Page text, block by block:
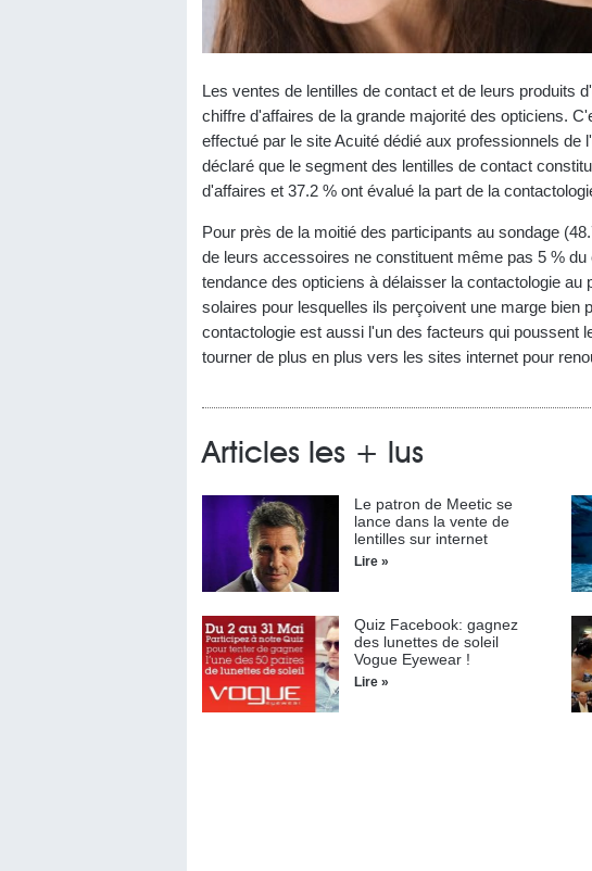
Les ventes de lentilles de contact et de leurs produits
chiffre d'affaires de la grande majorité des opticiens.
effectué par le site Acuité dédié aux professionnels de
déclaré que le segment des lentilles de contact
d'affaires et 37.2 % ont évalué la part de la
Pour près de la moitié des participants au sondage
de leurs accessoires ne constituent même pas 5 %
tendance des opticiens à délaisser la contactologie
solaires pour lesquelles ils perçoivent une marge bien
contactologie est aussi l'un des facteurs qui poussent
tourner de plus en plus vers les sites internet pour
Articles les + lus
Le patron de Meetic se
lance dans la vente de
lentilles sur internet
Lire »
Quiz Facebook: gagnez
des lunettes de soleil
Vogue Eyewear !
Lire »